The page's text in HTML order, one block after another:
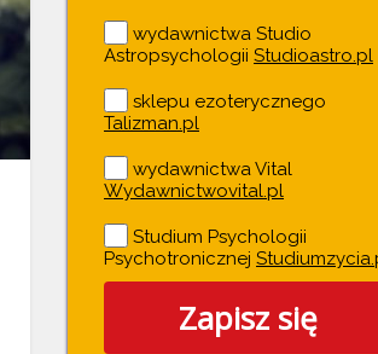
wydawnictwa Studio
Astropsychologii Studioastro.pl
sklepu ezoterycznego
Talizman.pl
wydawnictwa Vital
Wydawnictwovital.pl
Studium Psychologii
Psychotronicznej
Zapisz się